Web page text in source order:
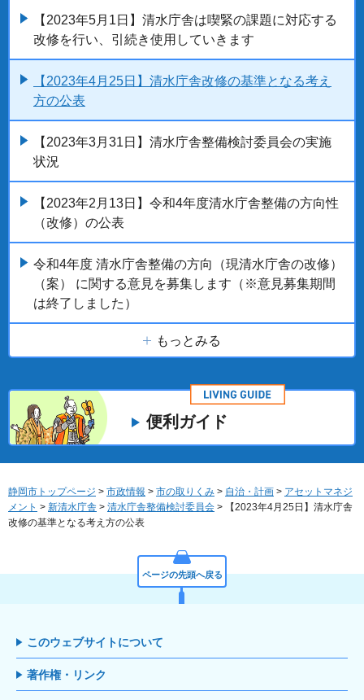
【2023年5月1日】清水庁舎は喫緊の課題に対応する
改修を行い、引続き使用していきます
【2023年4月25日】清水庁舎改修の基準となる考え
方の公表
【2023年3月31日】清水庁舎整備検討委員会の実施
状況
【2023年2月13日】令和4年度清水庁舎整備の方向性
（改修）の公表
令和4年度 清水庁舎整備の方向（現清水庁舎の改修）
（案） に関する意見を募集します（※意見募集期間
は終了しました）
もっとみる
便利ガイド
静岡市トップページ > 市政情報 > 市の取りくみ > 自治・計画 > アセットマネジ
メント > 新清水庁舎 > 清水庁舎整備検討委員会 > 【2023年4月25日】清水庁舎
改修の基準となる考え方の公表
ページの先頭へ戻る
このウェブサイトについて
著作権・リンク